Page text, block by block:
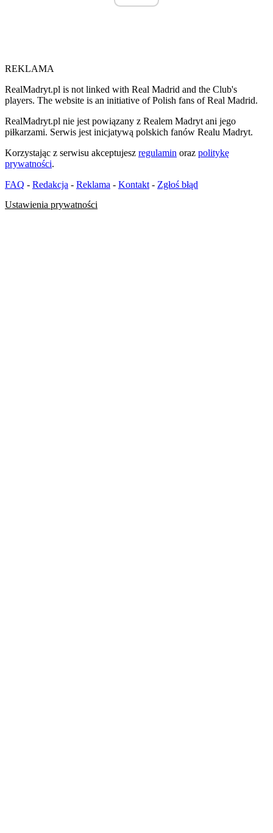
REKLAMA
RealMadryt.pl is not linked with Real Madrid and the Club's
players. The website is an initiative of Polish fans of Real Madrid.
RealMadryt.pl nie jest powiązany z Realem Madryt ani jego
piłkarzami. Serwis jest inicjatywą polskich fanów Realu Madryt.
Korzystając z serwisu akceptujesz regulamin oraz politykę
prywatności.
FAQ - Redakcja - Reklama - Kontakt - Zgłoś błąd
Ustawienia prywatności